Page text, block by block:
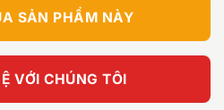
SẢN PHẨM NÀY
VỚI CHÚNG TÔI